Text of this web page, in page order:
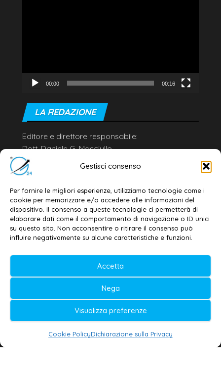
Gestisci consenso
Per fornire le migliori esperienze, utilizziamo tecnologie come i
cookie per memorizzare e/o accedere alle informazioni del
dispositivo. Il consenso a queste tecnologie ci permetterà di
elaborare dati come il comportamento di navigazione o ID unici
su questo sito. Non acconsentire o ritirare il consenso può
influire negativamente su alcune caratteristiche e funzioni.
Accetta
Nega
Visualizza preferenze
Cookie PolicyDichiarazione sulla Privacy
00:00 00:16
LA REDAZIONE
Editore e direttore responsabile:
Dott. Daniele G. Masciullo
Email:
redazione@galatina24.it
Privacy policy–Cookie policy
© 2020-2026 | Galatina24 ®
Testata iscritta al n. 11/2020 Registro della
Stampa Tribunale di Lecce
Editore e direttore responsabile:
Daniele G. Masciullo
Galatina24 è marchio registrato dal Ministero
delle Imprese